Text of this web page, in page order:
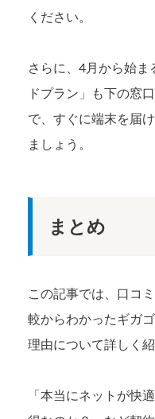
ください。
さらに、4月から始
ドプラン」も下の窓
で、すぐに端末を届
ましょう。
まとめ
この記事では、口コ
較からわかったギガ
理由について詳しく
「本当にネットが快